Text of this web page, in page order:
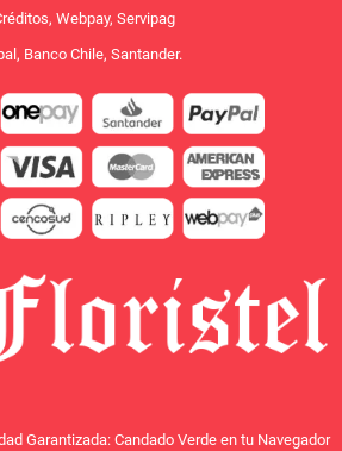
Webpay, Servipag
Banco Chile, Santander.
Garantizada: Candado Verde en tu Navegador